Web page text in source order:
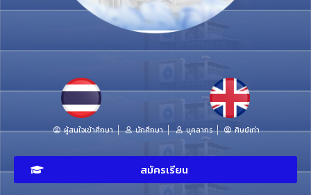
ผู้สนใจเข้าศึกษา นักศึกษา บุคลากร ศิษย์เก่า
สมัครเรียน